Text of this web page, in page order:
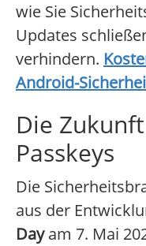
wie Sie
Updates
verhindern.
Android-
Die
Passkeys
Die
aus der
Dayam 7. Mai